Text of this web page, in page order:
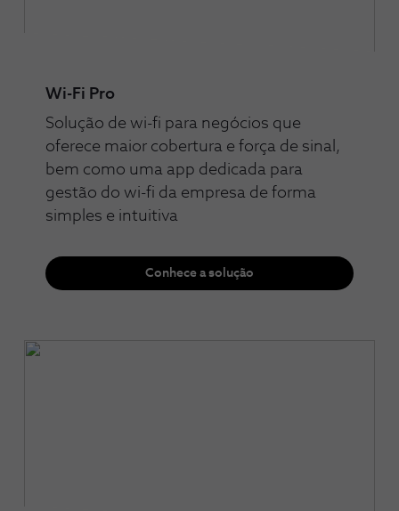
Wi-Fi Pro
Solução de wi-fi para negócios que
oferece maior cobertura e força de sinal,
bem como uma app dedicada para
gestão do wi-fi da empresa de forma
simples e intuitiva
Conhece a solução